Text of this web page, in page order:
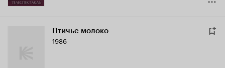
Птичье молоко
1986